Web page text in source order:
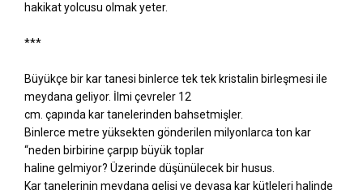
hakikat yolcusu olmak yeter.
***
Büyükçe bir kar tanesi binlerce tek tek kristalin birleşmesi ile
meydana geliyor. İlmi çevreler 12
cm. çapında kar tanelerinden bahsetmişler.
Binlerce metre yüksekten gönderilen milyonlarca ton kar
“neden birbirine çarpıp büyük toplar
haline gelmiyor? Üzerinde düşünülecek bir husus.
Kar tanelerinin meydana gelişi ve devasa kar kütleleri halinde